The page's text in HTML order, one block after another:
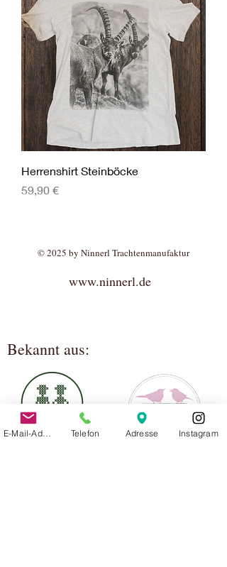
Herrenshirt Steinböcke
Preis
59,90 €
© 2025 by Ninnerl Trachtenmanufaktur
www.ninnerl.de
Bekannt aus:
E-Mail-Adresse Telefon Adresse Instagram